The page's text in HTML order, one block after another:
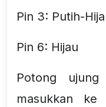
Pin 3: Putih-
Pin 6: Hijau
Potong
masukkan ke